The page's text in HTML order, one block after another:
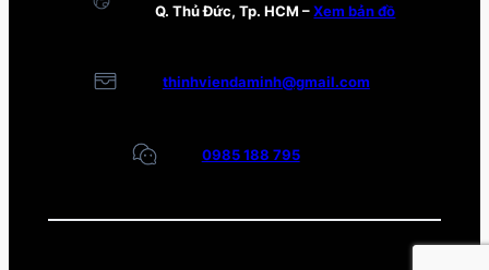
Q. Thủ Đức, Tp. HCM –Xem bản đồ
thinhviendaminh@gmail.com
0985 188 795